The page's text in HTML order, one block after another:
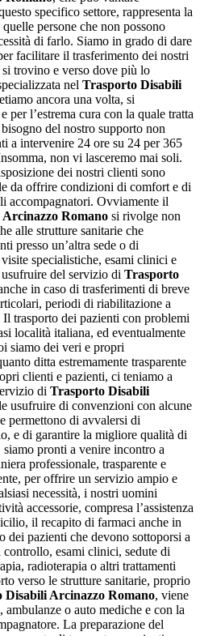
specifico settore, rappresenta la
persone che non possono
di farlo. Siamo in grado di dare
facilitare il trasferimento dei nostri
trovino e verso dove più lo
nel Trasporto Disabili
ancora una volta, si
per l’estrema cura con la quale tratta
del nostro supporto non
a intervenire 24 ore su 24 per 365
non vi lasceremo mai soli.
dei nostri clienti sono
da offrire condizioni di comfort e di
accompagnatori. Ovviamente il
Romano si rivolge non
alle strutture sanitarie che
presso un’altra sede o di
specialistiche, esami clinici e
del servizio di Trasporto
in caso di trasferimenti di breve
periodi di riabilitazione a
trasporto dei pazienti con problemi
località italiana, ed eventualmente
siamo dei veri e propri
ditta estremamente trasparente
clienti e pazienti, ci teniamo a
di Trasporto Disabili
usufruire di convenzioni con alcune
permettono di avvalersi di
e di garantire la migliore qualità di
pronti a venire incontro a
professionale, trasparente e
per offrire un servizio ampio e
necessità, i nostri uomini
accessorie, compresa l’assistenza
il recapito di farmaci anche in
dei pazienti che devono sottoporsi a
esami clinici, sedute di
radioterapia o altri trattamenti
verso le strutture sanitarie, proprio
Disabili Arcinazzo Romano, viene
o auto mediche e con la
La preparazione del